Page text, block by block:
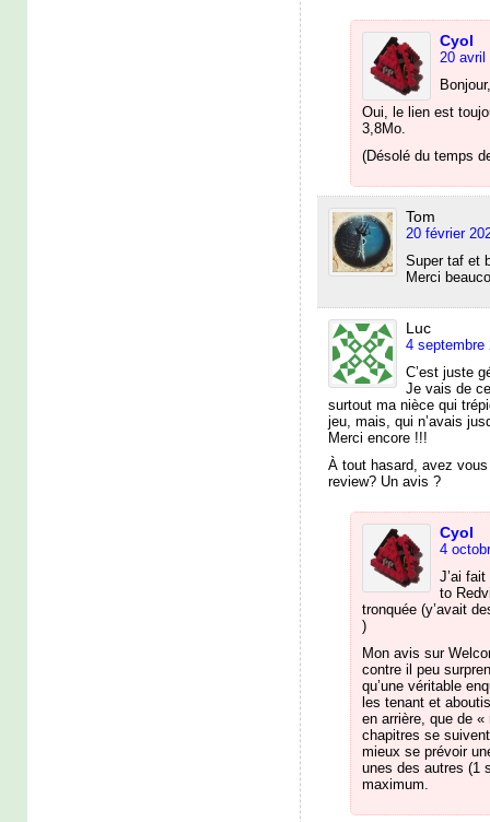
Cyol
20 avril
Bonjour,
Oui, le lien est
3,8Mo.
(Désolé du temps
Tom
20 février
Super taf et
Merci
Luc
4 septembre
C’est juste
Je vais de
surtout ma nièce qui
jeu, mais, qui n’avais
Merci encore !!!
À tout hasard, avez
review? Un avis ?
Cyol
4
J’ai
to
tronquée (y’avait
)
Mon avis sur
contre il peu
qu’une véritable
les tenant et
en arrière, que de
chapitres se
mieux se prévoir
unes des autres (1
maximum.